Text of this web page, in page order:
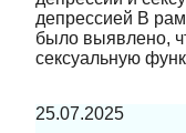
депрессией В
было выявлено,
сексуальную
25.07.2025